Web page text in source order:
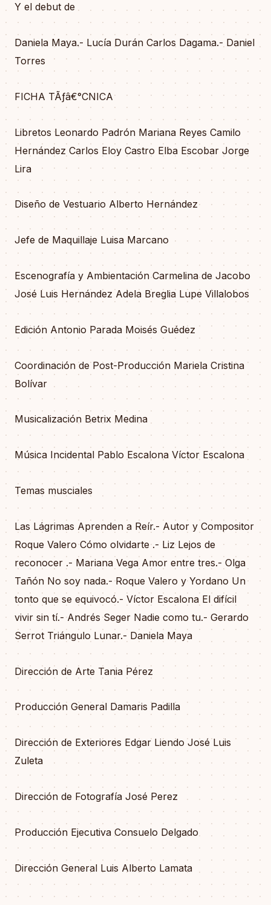
Y el debut de
Daniela Maya.- Lucía Durán Carlos Dagama.- Daniel
Torres
FICHA TÃƒâ€°CNICA
Libretos Leonardo Padrón Mariana Reyes Camilo
Hernández Carlos Eloy Castro Elba Escobar Jorge
Lira
Diseño de Vestuario Alberto Hernández
Jefe de Maquillaje Luisa Marcano
Escenografía y Ambientación Carmelina de Jacobo
José Luis Hernández Adela Breglia Lupe Villalobos
Edición Antonio Parada Moisés Guédez
Coordinación de Post-Producción Mariela Cristina
Bolívar
Musicalización Betrix Medina
Música Incidental Pablo Escalona Víctor Escalona
Temas musciales
Las Lágrimas Aprenden a Reír.- Autor y Compositor
Roque Valero Cómo olvidarte .- Liz Lejos de
reconocer .- Mariana Vega Amor entre tres.- Olga
Tañón No soy nada.- Roque Valero y Yordano Un
tonto que se equivocó.- Víctor Escalona El difícil
vivir sin tí.- Andrés Seger Nadie como tu.- Gerardo
Serrot Triángulo Lunar.- Daniela Maya
Dirección de Arte Tania Pérez
Producción General Damaris Padilla
Dirección de Exteriores Edgar Liendo José Luis
Zuleta
Dirección de Fotografía José Perez
Producción Ejecutiva Consuelo Delgado
Dirección General Luis Alberto Lamata